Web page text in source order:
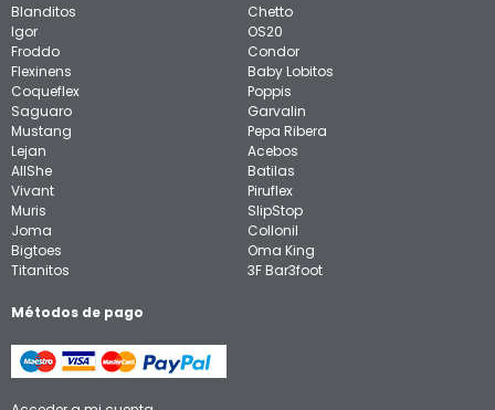
Blanditos
Igor
Froddo
Flexinens
Coqueflex
Saguaro
Mustang
Lejan
AllShe
Vivant
Muris
Joma
Bigtoes
Titanitos
Chetto
OS20
Condor
Baby Lobitos
Poppis
Garvalin
Pepa Ribera
Acebos
Batilas
Piruflex
SlipStop
Collonil
Oma King
3F Bar3foot
Métodos de pago